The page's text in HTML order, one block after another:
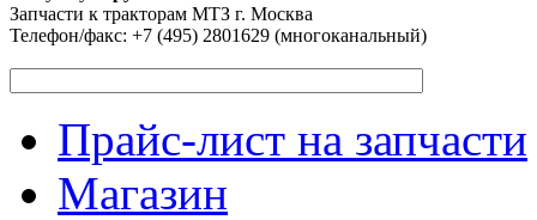
Запчасти к тракторам МТЗ г. Москва
Телефон/факс: +7 (495) 2801629 (многоканальный)
Прайс-лист на запчасти
Магазин